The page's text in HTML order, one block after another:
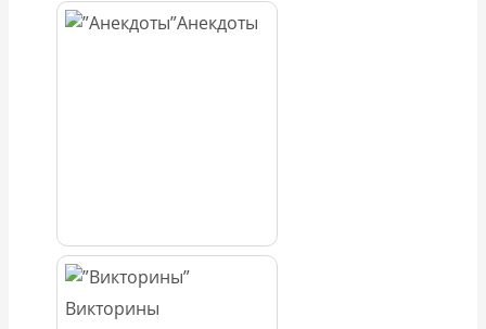
Анекдоты
Викторины